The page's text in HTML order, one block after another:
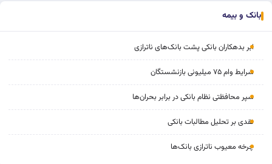
بانک و بیمه
ابر بدهکاران بانکی پشت بانک‌های ناترازی
شرایط وام ۷۵ میلیونی بازنشستگان
سپر محافظتی نظام بانکی در برابر بحران‌ها
نقدی بر تحلیل مطالبات بانکی
چرخه‌ معیوب ناترازی بانک‌ها